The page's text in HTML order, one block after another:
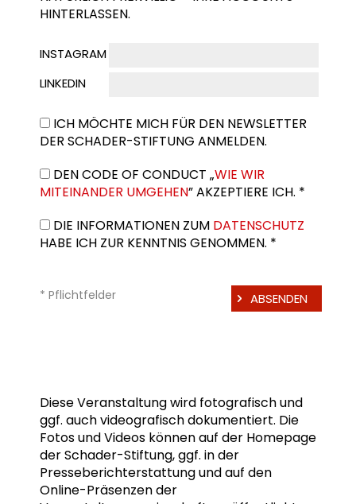
HINTERLASSEN.
INSTAGRAM
LINKEDIN
ICH MÖCHTE MICH FÜR DEN NEWSLETTER
DER SCHADER-STIFTUNG ANMELDEN.
DEN CODE OF CONDUCT „WIE WIR
MITEINANDER UMGEHEN” AKZEPTIERE ICH. *
DIE INFORMATIONEN ZUM DATENSCHUTZ
HABE ICH ZUR KENNTNIS GENOMMEN. *
* Pflichtfelder
Diese Veranstaltung wird fotografisch und
ggf. auch videografisch dokumentiert. Die
Fotos und Videos können auf der Homepage
der Schader-Stiftung, ggf. in der
Presseberichterstattung und auf den
Online-Präsenzen der